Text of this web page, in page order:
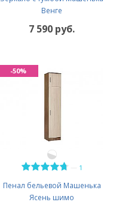
Венге
7 590 руб.
1
Пенал бельевой Машенька
Ясень шимо
-50%